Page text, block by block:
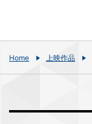
Home 上映作品